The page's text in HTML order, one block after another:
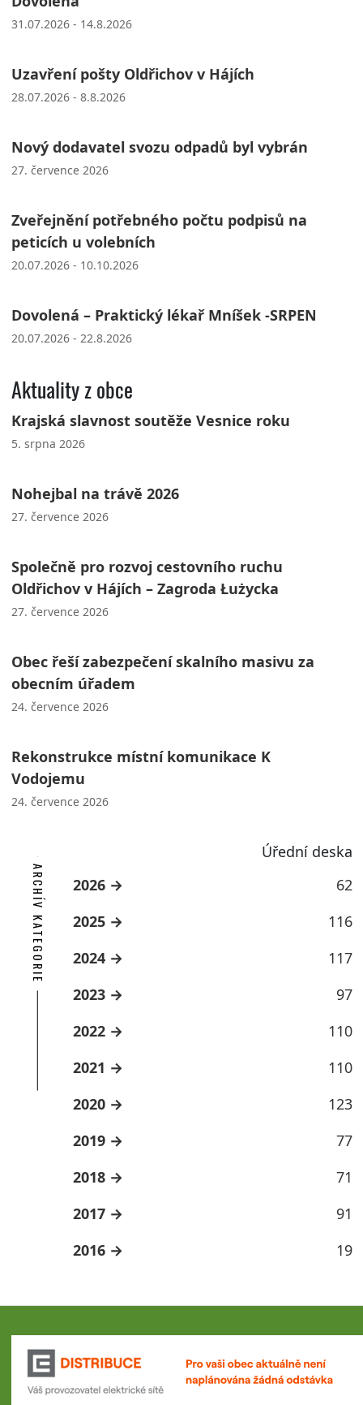
31.07.2026 - 14.8.2026
Uzavření pošty Oldřichov v Hájích
28.07.2026 - 8.8.2026
Nový dodavatel svozu odpadů byl vybrán
27. července 2026
Zveřejnění potřebného počtu podpisů na
peticích u volebních
20.07.2026 - 10.10.2026
Dovolená – Praktický lékař Mníšek -SRPEN
20.07.2026 - 22.8.2026
Aktuality z obce
Krajská slavnost soutěže Vesnice roku
5. srpna 2026
Nohejbal na trávě 2026
27. července 2026
Společně pro rozvoj cestovního ruchu
Oldřichov v Hájích – Zagroda Łużycka
27. července 2026
Obec řeší zabezpečení skalního masivu za
obecním úřadem
24. července 2026
Rekonstrukce místní komunikace K
Vodojemu
24. července 2026
Úřední deska
ARCHÍV KATEGORIE 2026
62
2025
116
2024
117
2023
97
2022
110
2021
110
2020
123
2019
77
2018
71
2017
91
2016
19